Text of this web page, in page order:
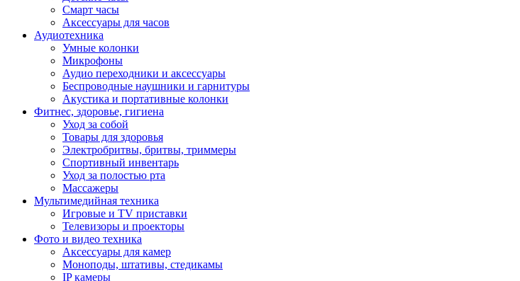
Смарт часы
Аксессуары для часов
Аудиотехника
Умные колонки
Микрофоны
Аудио переходники и аксессуары
Беспроводные наушники и гарнитуры
Акустика и портативные колонки
Фитнес, здоровье, гигиена
Уход за собой
Товары для здоровья
Электробритвы, бритвы, триммеры
Спортивный инвентарь
Уход за полостью рта
Массажеры
Мультимедийная техника
Игровые и TV приставки
Телевизоры и проекторы
Фото и видео техника
Аксессуары для камер
Моноподы, штативы, стедикамы
IP камеры